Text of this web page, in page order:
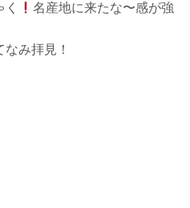
名産地に来たな〜感が強
み拝見！